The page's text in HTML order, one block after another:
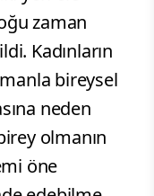
zaman
Kadınların
bireysel
neden
olmanın
öne